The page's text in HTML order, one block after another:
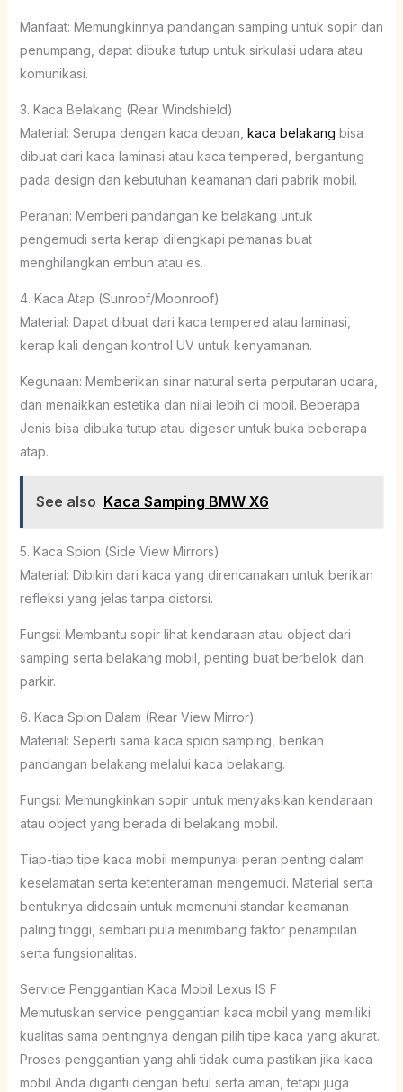
Manfaat: Memungkinnya pandangan samping untuk sopir dan
penumpang, dapat dibuka tutup untuk sirkulasi udara atau
komunikasi.
3. Kaca Belakang (Rear Windshield)
Material: Serupa dengan kaca depan, kaca belakang bisa
dibuat dari kaca laminasi atau kaca tempered, bergantung
pada design dan kebutuhan keamanan dari pabrik mobil.
Peranan: Memberi pandangan ke belakang untuk
pengemudi serta kerap dilengkapi pemanas buat
menghilangkan embun atau es.
4. Kaca Atap (Sunroof/Moonroof)
Material: Dapat dibuat dari kaca tempered atau laminasi,
kerap kali dengan kontrol UV untuk kenyamanan.
Kegunaan: Memberikan sinar natural serta perputaran udara,
dan menaikkan estetika dan nilai lebih di mobil. Beberapa
Jenis bisa dibuka tutup atau digeser untuk buka beberapa
atap.
See also Kaca Samping BMW X6
5. Kaca Spion (Side View Mirrors)
Material: Dibikin dari kaca yang direncanakan untuk berikan
refleksi yang jelas tanpa distorsi.
Fungsi: Membantu sopir lihat kendaraan atau object dari
samping serta belakang mobil, penting buat berbelok dan
parkir.
6. Kaca Spion Dalam (Rear View Mirror)
Material: Seperti sama kaca spion samping, berikan
pandangan belakang melalui kaca belakang.
Fungsi: Memungkinkan sopir untuk menyaksikan kendaraan
atau object yang berada di belakang mobil.
Tiap-tiap tipe kaca mobil mempunyai peran penting dalam
keselamatan serta ketenteraman mengemudi. Material serta
bentuknya didesain untuk memenuhi standar keamanan
paling tinggi, sembari pula menimbang faktor penampilan
serta fungsionalitas.
Service Penggantian Kaca Mobil Lexus IS F
Memutuskan service penggantian kaca mobil yang memiliki
kualitas sama pentingnya dengan pilih tipe kaca yang akurat.
Proses penggantian yang ahli tidak cuma pastikan jika kaca
mobil Anda diganti dengan betul serta aman, tetapi juga